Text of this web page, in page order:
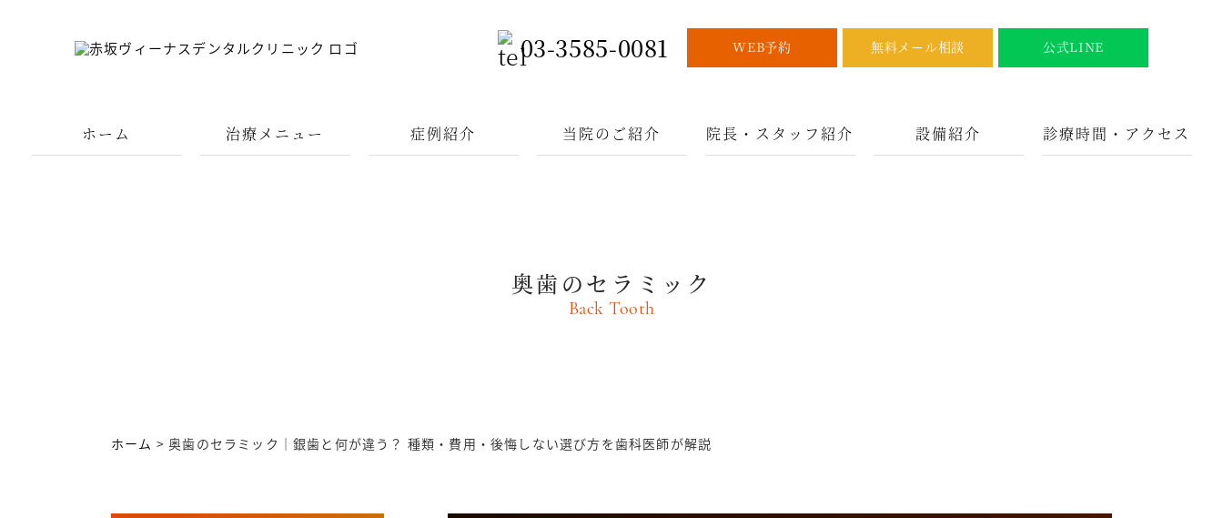
03-3585-0081 WEB予約 無料メール相談 公式LINE
ホーム 治療メニュー 症例紹介 当院のご紹介 院長・スタッフ紹介 設備紹介 診療時間・アクセス
奥歯のセラミック
Back Tooth
ホーム > 奥歯のセラミック｜銀歯と何が違う？ 種類・費用・後悔しない選び方を歯科医師が解説